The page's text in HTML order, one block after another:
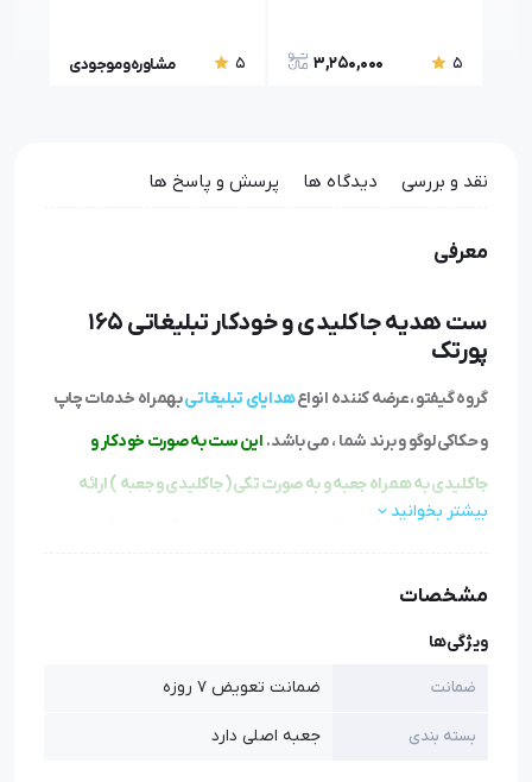
5
3,250,000
5 مشاوره و موجودی
نقد و بررسی دیدگاه ها پرسش و پاسخ ها
معرفی
ست هدیه جاکلیدی و خودکار تبلیغاتی 165
پورتک
گروه گیفتو ،عرضه کننده انواعهدایای تبلیغاتیبهمراه خدمات چاپ
و حکاکی لوگو و برند شما ، می باشد. این ست به صورت خودکار و
جاکلیدی به همراه جعبه و به صورت تکی ( جاکلیدی و جعبه ) ارائه
میگردد. خودکار تبلیغاتی
یکی از عمومی ترین هدایای تبلیغاتی ارزان قیمت به شمار آورد و تقریبا
تاثیر خودکارهای تبلیغاتی بیشترین میزان تاثیر را در مقایسه با سایر
محصولات تبلیغاتی ایجاد می کند.
بیشتر بخوانید
مشخصات
ویژگی‌ها
ضمانت ضمانت تعویض 7 روزه
بسته بندی جعبه اصلی دارد